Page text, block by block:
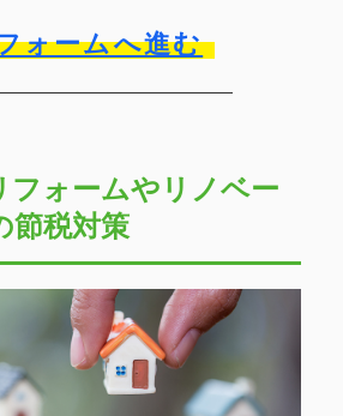
ォームへ進む
フォームやリノベー
節税対策